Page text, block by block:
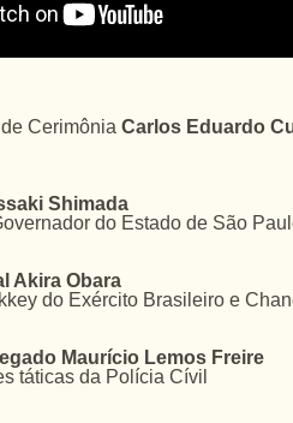
Cerimônia Carlos Eduardo
Shimada
do Estado de São
Akira Obara
do Exército Brasileiro e
Maurício Lemos Freire
táticas da Polícia Cívil